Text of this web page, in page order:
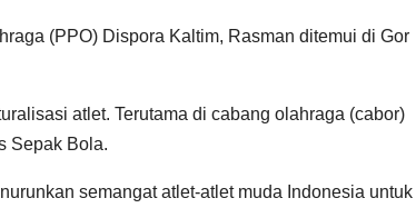
(PPO) Dispora Kaltim, Rasman ditemui di Gor
atlet. Terutama di cabang olahraga (cabor)
Sepak Bola.
semangat atlet-atlet muda Indonesia untuk